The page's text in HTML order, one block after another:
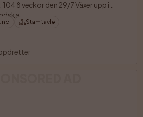
8 veckor den 29/7 Växer upp i
Stamtavle